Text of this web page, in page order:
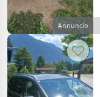
Annuncio